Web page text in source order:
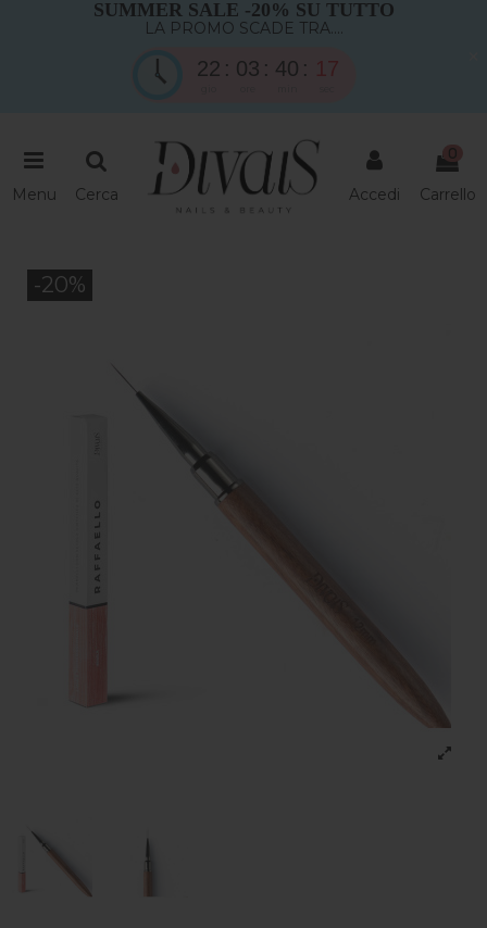
SUMMER SALE -20% SU TUTTO
LA PROMO SCADE TRA....
22 03 40 17
Menu Cerca Accedi
0
Carrello
-20%